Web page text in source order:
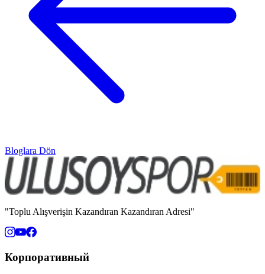
Bloglara Dön
"Toplu Alışverişin Kazandıran Kazandıran Adresi"
Корпоративный